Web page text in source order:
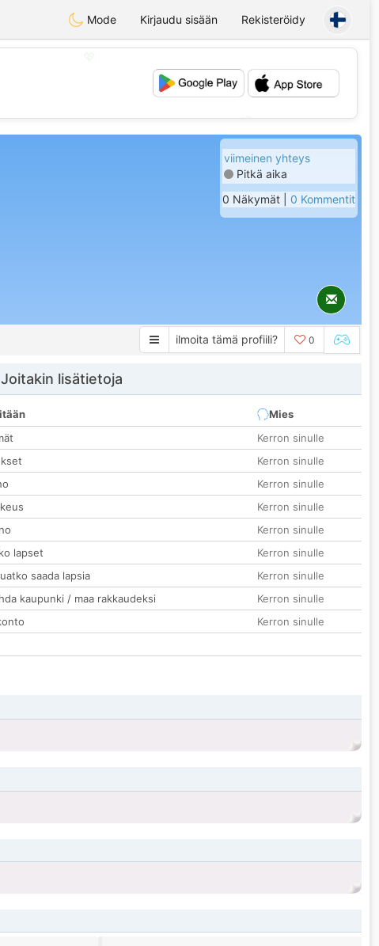
Mode Kirjaudu sisään Rekisteröidy
💕
viimeinen yhteys
Pitkä aika
0 Näkymät | 0 Kommentit
ilmoita tämä profiili? 0
Joitakin lisätietoja
Mies
Kerron sinulle
Kerron sinulle
Kerron sinulle
Kerron sinulle
Kerron sinulle
lapset
Kerron sinulle
saada lapsia
Kerron sinulle
kaupunki / maa rakkaudeksi
Kerron sinulle
Kerron sinulle